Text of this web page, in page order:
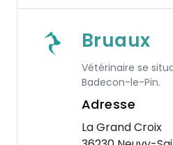
Bruaux
Vétérinaire se
Badecon-le-Pin.
Adresse
La Grand Croix